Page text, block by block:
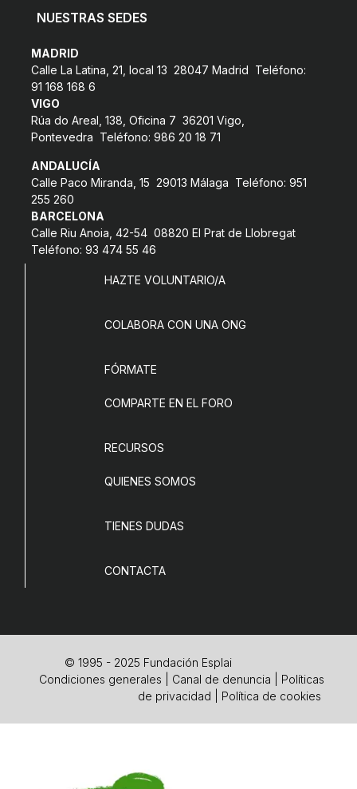
NUESTRAS SEDES
MADRID
Calle La Latina, 21, local 13 28047 Madrid Teléfono:
91 168 168 6
VIGO
Rúa do Areal, 138, Oficina 7 36201 Vigo,
Pontevedra Teléfono: 986 20 18 71
ANDALUCÍA
Calle Paco Miranda, 15 29013 Málaga Teléfono: 951
255 260
BARCELONA
Calle Riu Anoia, 42-54 08820 El Prat de Llobregat
Teléfono: 93 474 55 46
HAZTE VOLUNTARIO/A
COLABORA CON UNA ONG
FÓRMATE
COMPARTE EN EL FORO
RECURSOS
QUIENES SOMOS
TIENES DUDAS
CONTACTA
© 1995 - 2025 Fundación Esplai
Condiciones generales
Canal de denuncia
Políticas
de privacidad
Política de cookies
CONEIX FUNDESPLAI
La Fundació
L'equip
Missió i valors
Memòria d'activitats
Proposta educativa
ACTUALITAT
COL·LABORA